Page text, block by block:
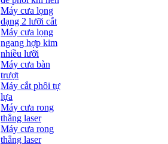
Máy cưa lọng
dạng 2 lưỡi cắt
Máy cưa lọng
ngang hợp kim
nhiều lưỡi
Máy cưa bàn
trượt
Máy cắt phôi tự
lựa
Máy cưa rong
thẳng laser
Máy cưa rong
thẳng laser